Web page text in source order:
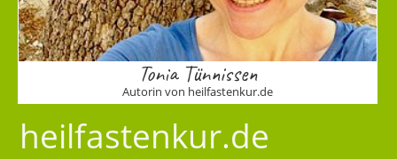
Tonia Tünnissen
Autorin von heilfastenkur.de
heilfastenkur.de